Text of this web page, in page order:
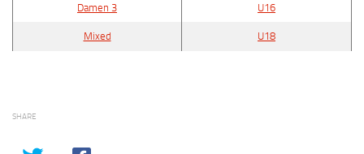
Damen 3 U16
Mixed U18
SHARE